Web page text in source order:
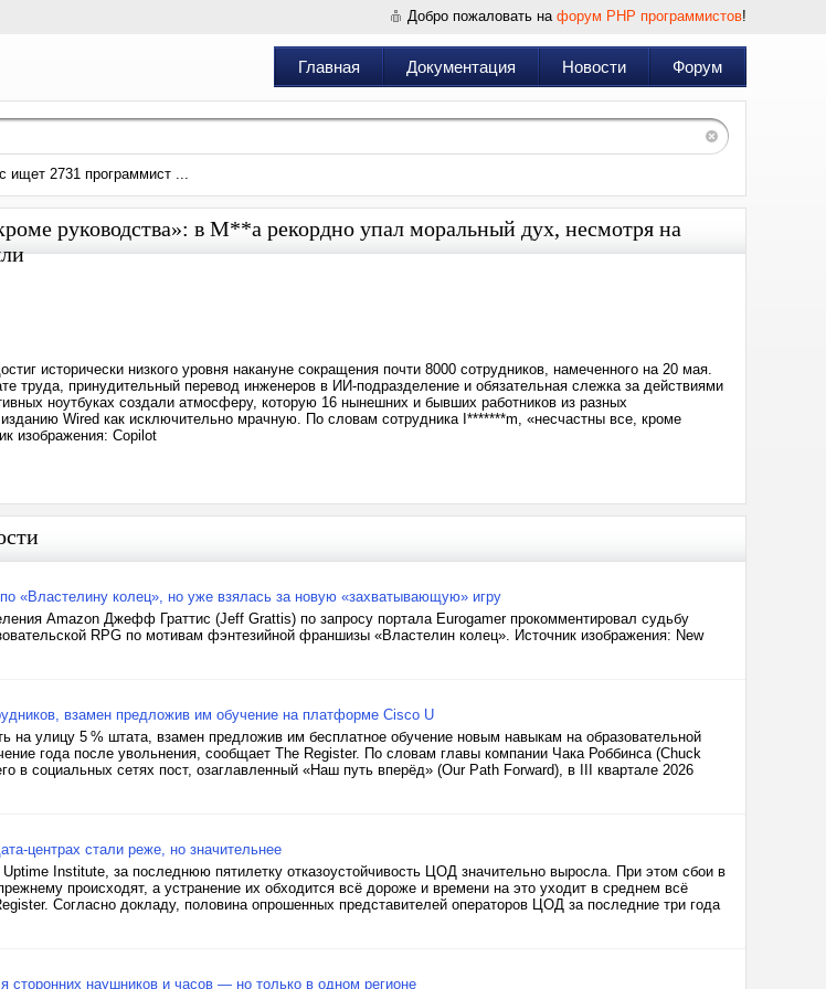
Добро пожаловать на форум PHP программистов!
Главная Документация Новости Форум
ищет 2731 программист ...
руководства»: в M**a рекордно упал моральный дух, несмотря на
исторически низкого уровня накануне сокращения почти 8000 сотрудников, намеченного на 20 мая.
труда, принудительный перевод инженеров в ИИ-подразделение и обязательная слежка за действиями
ноутбуках создали атмосферу, которую 16 нынешних и бывших работников из разных
Wired как исключительно мрачную. По словам сотрудника I*******m, «несчастны все, кроме
изображения: Copilot
«Властелину колец», но уже взялась за новую «захватывающую» игру
Amazon Джефф Граттис (Jeff Grattis) по запросу портала Eurogamer прокомментировал судьбу
RPG по мотивам фэнтезийной франшизы «Властелин колец». Источник изображения: New
взамен предложив им обучение на платформе Cisco U
на улицу 5 % штата, взамен предложив им бесплатное обучение новым навыкам на образовательной
года после увольнения, сообщает The Register. По словам главы компании Чака Роббинса (Chuck
в социальных сетях пост, озаглавленный «Наш путь вперёд» (Our Path Forward), в III квартале 2026
центрах стали реже, но значительнее
Institute, за последнюю пятилетку отказоустойчивость ЦОД значительно выросла. При этом сбои в
происходят, а устранение их обходится всё дороже и времени на это уходит в среднем всё
Согласно докладу, половина опрошенных представителей операторов ЦОД за последние три года
сторонних наушников и часов — но только в одном регионе